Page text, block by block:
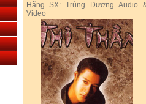
Hãng SX:Trùng Dương Audio
Video